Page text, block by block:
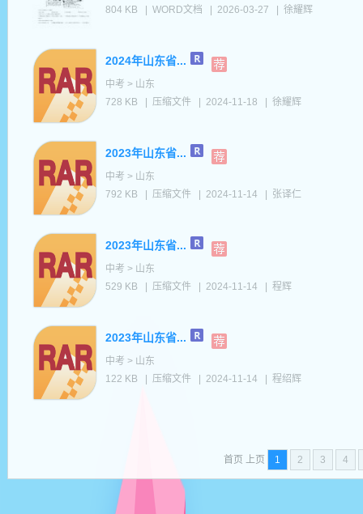
804 KB
WORD文档 2026-03-27 徐耀辉
2024年山东省...
中考 > 山东
728 KB
压缩文件 2024-11-18 徐耀辉
2023年山东省...
中考 > 山东
792 KB
压缩文件 2024-11-14 张译仁
2023年山东省...
中考 > 山东
529 KB
压缩文件 2024-11-14 程辉
2023年山东省...
中考 > 山东
122 KB
压缩文件 2024-11-14 程绍辉
首页 上页 1 2 3 4